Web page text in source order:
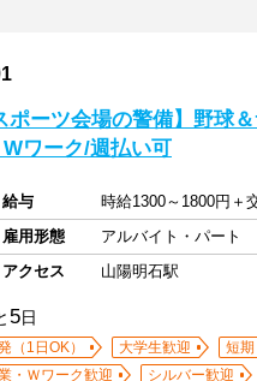
ポーツ会場の警備】野
ワーク/週払い可
給与
時給1300～1800円＋
雇用形態
アルバイト・パート
アクセス
山陽明石駅
5日
（1日OK） 大学生歓迎
短期
・Ｗワーク歓迎
シルバー歓迎